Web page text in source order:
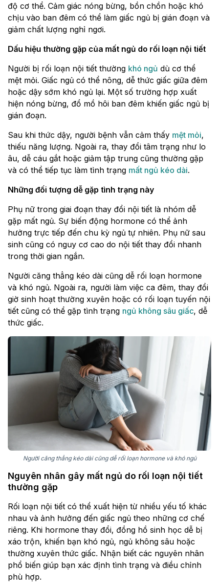
độ cơ thể. Cảm giác nóng bừng, bồn chồn hoặc khó
chịu vào ban đêm có thể làm giấc ngủ bị gián đoạn và
giảm chất lượng nghỉ ngơi.
Dấu hiệu thường gặp của mất ngủ do rối loạn nội tiết
Người bị rối loạn nội tiết thường khó ngủ dù cơ thể
mệt mỏi. Giấc ngủ có thể nông, dễ thức giấc giữa đêm
hoặc dậy sớm khó ngủ lại. Một số trường hợp xuất
hiện nóng bừng, đổ mồ hôi ban đêm khiến giấc ngủ bị
gián đoạn.
Sau khi thức dậy, người bệnh vẫn cảm thấy mệt mỏi,
thiếu năng lượng. Ngoài ra, thay đổi tâm trạng như lo
âu, dễ cáu gắt hoặc giảm tập trung cũng thường gặp
và có thể tiếp tục làm tình trạng mất ngủ kéo dài.
Những đối tượng dễ gặp tình trạng này
Phụ nữ trong giai đoạn thay đổi nội tiết là nhóm dễ
gặp mất ngủ. Sự biến động hormone có thể ảnh
hưởng trực tiếp đến chu kỳ ngủ tự nhiên. Phụ nữ sau
sinh cũng có nguy cơ cao do nội tiết thay đổi nhanh
trong thời gian ngắn.
Người căng thẳng kéo dài cũng dễ rối loạn hormone
và khó ngủ. Ngoài ra, người làm việc ca đêm, thay đổi
giờ sinh hoạt thường xuyên hoặc có rối loạn tuyến nội
tiết cũng có thể gặp tình trạng ngủ không sâu giấc, dễ
thức giấc.
Người căng thẳng kéo dài cũng dễ rối loạn hormone và khó ngủ
Nguyên nhân gây mất ngủ do rối loạn nội tiết
thường gặp
Rối loạn nội tiết có thể xuất hiện từ nhiều yếu tố khác
nhau và ảnh hưởng đến giấc ngủ theo những cơ chế
riêng. Khi hormone thay đổi, đồng hồ sinh học dễ bị
xáo trộn, khiến bạn khó ngủ, ngủ không sâu hoặc
thường xuyên thức giấc. Nhận biết các nguyên nhân
phổ biến giúp bạn xác định tình trạng và điều chỉnh
phù hợp.